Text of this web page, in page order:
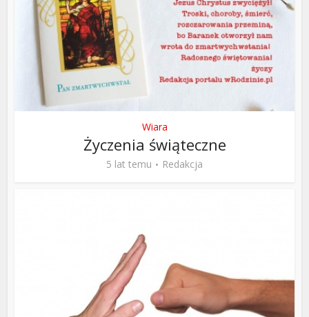
Wiara
Życzenia świąteczne
5 lat temu Redakcja